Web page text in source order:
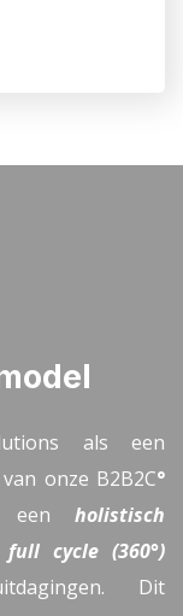
als een
onze B2B2C°
een holistisch
cycle (360°)
Dit